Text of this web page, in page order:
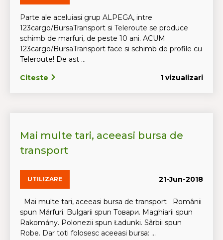
Parte ale aceluiasi grup ALPEGA, intre
123cargo/BursaTransport si Teleroute se produce
schimb de marfuri, de peste 10 ani. ACUM
123cargo/BursaTransport face si schimb de profile cu
Teleroute! De ast ...
Citeste 1 vizualizari
Mai multe tari, aceeasi bursa de
transport
UTILIZARE 21-Jun-2018
Mai multe tari, aceeasi bursa de transport Românii
spun Mărfuri. Bulgarii spun Tовари. Maghiarii spun
Rakomány. Polonezii spun Ładunki. Sârbii spun
Robe. Dar toti folosesc aceeasi bursa: ...